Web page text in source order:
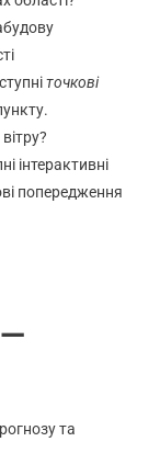
точкові
інтерактивні
попередження
—
та